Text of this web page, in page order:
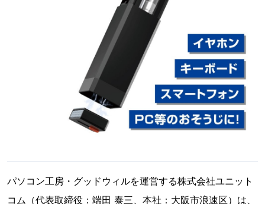
パソコン工房・グッドウィルを運営する株式会社ユニット
コム（代表取締役：端田 泰三、本社：大阪市浪速区）は、